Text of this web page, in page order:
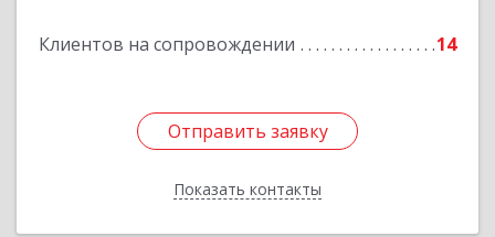
Клиентов на сопровождении 14
Отправить заявку
Показать контакты
Отправить заявку
Назад